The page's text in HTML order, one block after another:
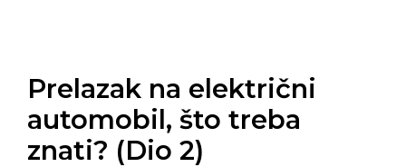
Prelazak na električni
automobil, što treba
znati? (Dio 2)